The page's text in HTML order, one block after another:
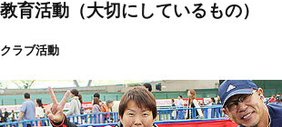
教育活動（大切にしているもの）
クラブ活動